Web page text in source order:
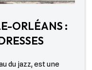
ORLÉANS :
du jazz, est une